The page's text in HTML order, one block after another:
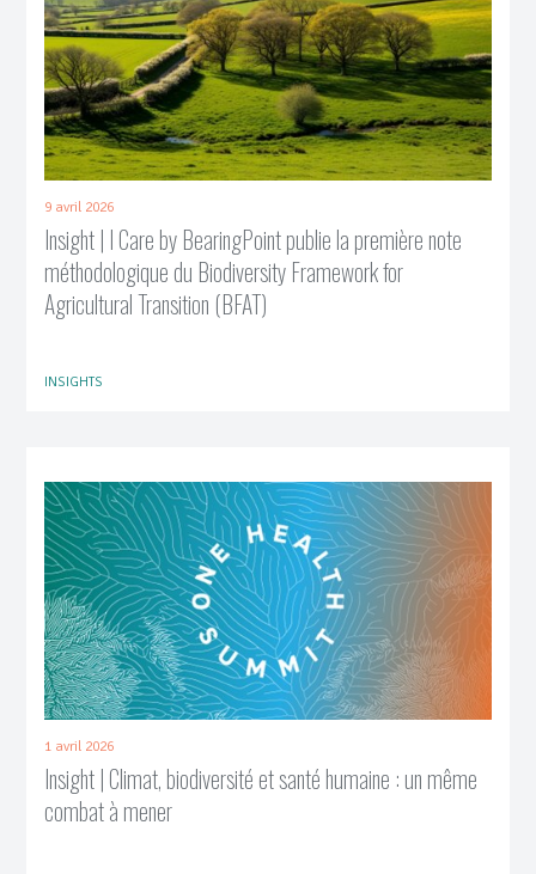
9 avril 2026
Insight | I Care by BearingPoint publie la première note
méthodologique du Biodiversity Framework for
Agricultural Transition (BFAT)
INSIGHTS
1 avril 2026
Insight | Climat, biodiversité et santé humaine : un même
combat à mener